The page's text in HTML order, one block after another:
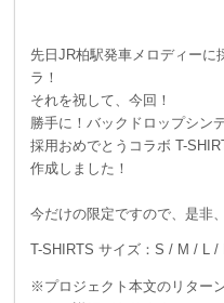
先日JR柏駅発車メロディーに
ラ！
それを祝して、今回！
勝手に！バックドロップシン
採用おめでとうコラボ T-
作成しました！
今だけの限定ですので、是非
T-SHIRTS サイズ：S / M / L /
※プロジェクト本文のリター